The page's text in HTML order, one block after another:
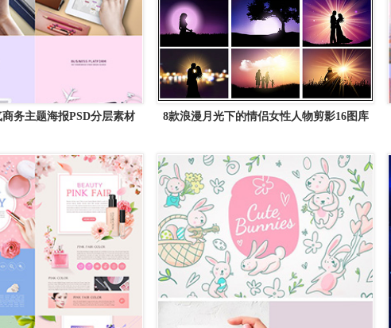
务主题海报PSD分层素材
8款浪漫月光下的情侣女性人物剪影16图库